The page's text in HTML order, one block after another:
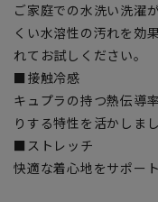
ご家庭での水洗い洗濯
くい水溶性の汚れを効
れてお試しください。
■接触冷感
キュプラの持つ熱伝導
りする特性を活かしまし
■ストレッチ
快適な着心地をサポー